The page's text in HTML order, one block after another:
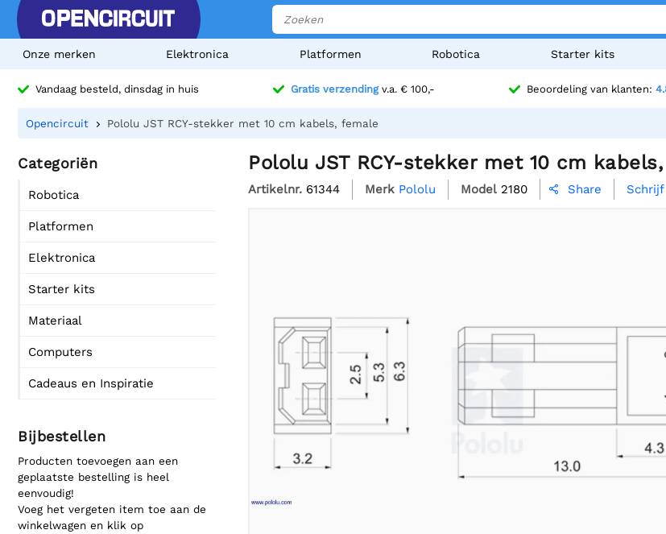
Onze merken Elektronica Platformen Robotica Starter kits
Vandaag besteld, dinsdag in huis Gratis verzendingv.a. € 100,- Beoordeling van klanten:
Opencircuit Pololu JST RCY-stekker met 10 cm kabels, female
Categoriën
Robotica
Platformen
Elektronica
Starter kits
Materiaal
Computers
Cadeaus en Inspiratie
Bijbestellen
Producten toevoegen aan een
geplaatste bestelling is heel
eenvoudig!
Voeg het vergeten item toe aan de
winkelwagen en klik op
Pololu JST RCY-stekker met 10 cm
Artikelnr. 61344 Merk Pololu Model 2180  Share